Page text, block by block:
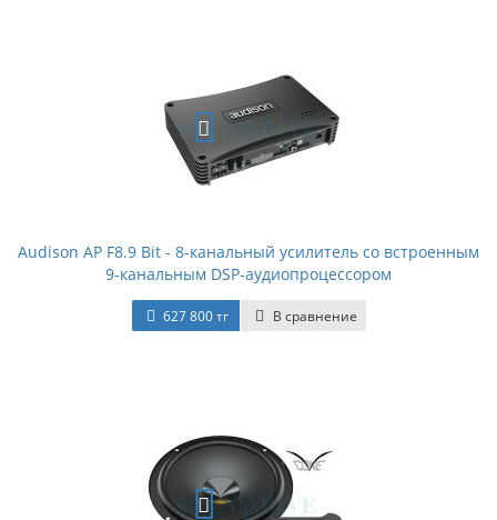
Audison AP F8.9 Bit - 8-канальный усилитель со встроенным
9-канальным DSP-аудиопроцессором
627 800 тг В сравнение